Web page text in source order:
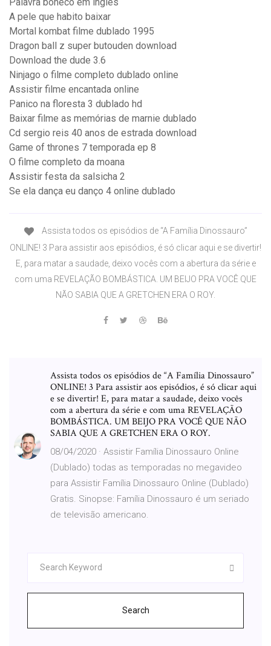
Palavra boneco em inglês
A pele que habito baixar
Mortal kombat filme dublado 1995
Dragon ball z super butouden download
Download the dude 3.6
Ninjago o filme completo dublado online
Assistir filme encantada online
Panico na floresta 3 dublado hd
Baixar filme as memórias de marnie dublado
Cd sergio reis 40 anos de estrada download
Game of thrones 7 temporada ep 8
O filme completo da moana
Assistir festa da salsicha 2
Se ela dança eu danço 4 online dublado
Assista todos os episódios de “A Família Dinossauro”
ONLINE! 3 Para assistir aos episódios, é só clicar aqui e se divertir!
E, para matar a saudade, deixo vocês com a abertura da série e
com uma REVELAÇÃO BOMBÁSTICA. UM BEIJO PRA VOCÊ QUE
NÃO SABIA QUE A GRETCHEN ERA O ROY.
Assista todos os episódios de “A Família Dinossauro”
ONLINE! 3 Para assistir aos episódios, é só clicar aqui
e se divertir! E, para matar a saudade, deixo vocês
com a abertura da série e com uma REVELAÇÃO
BOMBÁSTICA. UM BEIJO PRA VOCÊ QUE NÃO
SABIA QUE A GRETCHEN ERA O ROY.
08/04/2020 · Assistir Família Dinossauro Online
(Dublado) todas as temporadas no megavideo
para Assistir Família Dinossauro Online (Dublado)
Gratis. Sinopse: Família Dinossauro é um seriado
de televisão americano.
Search